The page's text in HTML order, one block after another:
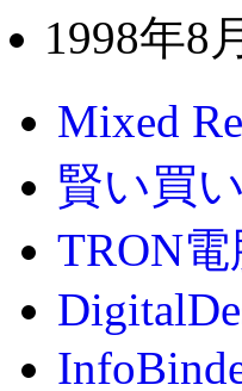
1998年8
Mixed
賢い買
TRON